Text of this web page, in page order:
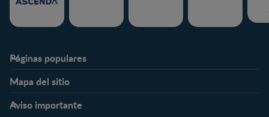
Páginas populares
Expertos en Nutrición
Preguntas Frecuentes
Mapa del sitio
Preconcepción
Aviso importante